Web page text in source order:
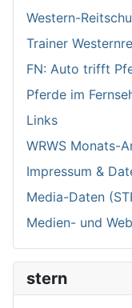
Western-
Trainer
FN: Auto trifft
Pferde im
Links
WRWS Monats-
Impressum &
Media-Daten
Medien- und
stern